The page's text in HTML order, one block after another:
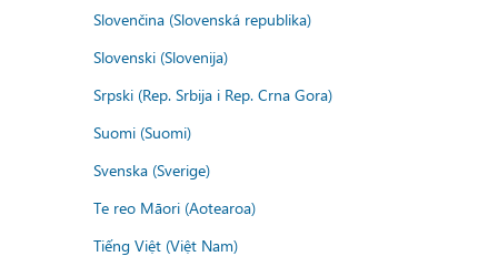
Slovenčina (Slovenská republika)
Slovenski (Slovenija)
Srpski (Rep. Srbija i Rep. Crna Gora)
Suomi (Suomi)
Svenska (Sverige)
Te reo Māori (Aotearoa)
Tiếng Việt (Việt Nam)